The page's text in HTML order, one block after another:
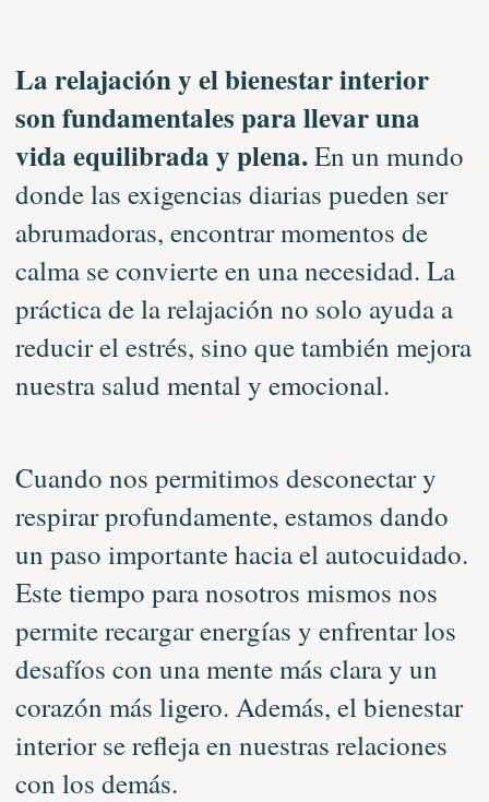
La relajación y el bienestar interior
son fundamentales para llevar una
vida equilibrada y plena.En un mundo
donde las exigencias diarias pueden ser
abrumadoras, encontrar momentos de
calma se convierte en una necesidad. La
práctica de la relajación no solo ayuda a
reducir el estrés, sino que también mejora
nuestra salud mental y emocional.
Cuando nos permitimos desconectar y
respirar profundamente, estamos dando
un paso importante hacia el autocuidado.
Este tiempo para nosotros mismos nos
permite recargar energías y enfrentar los
desafíos con una mente más clara y un
corazón más ligero. Además, el bienestar
interior se refleja en nuestras relaciones
con los demás.